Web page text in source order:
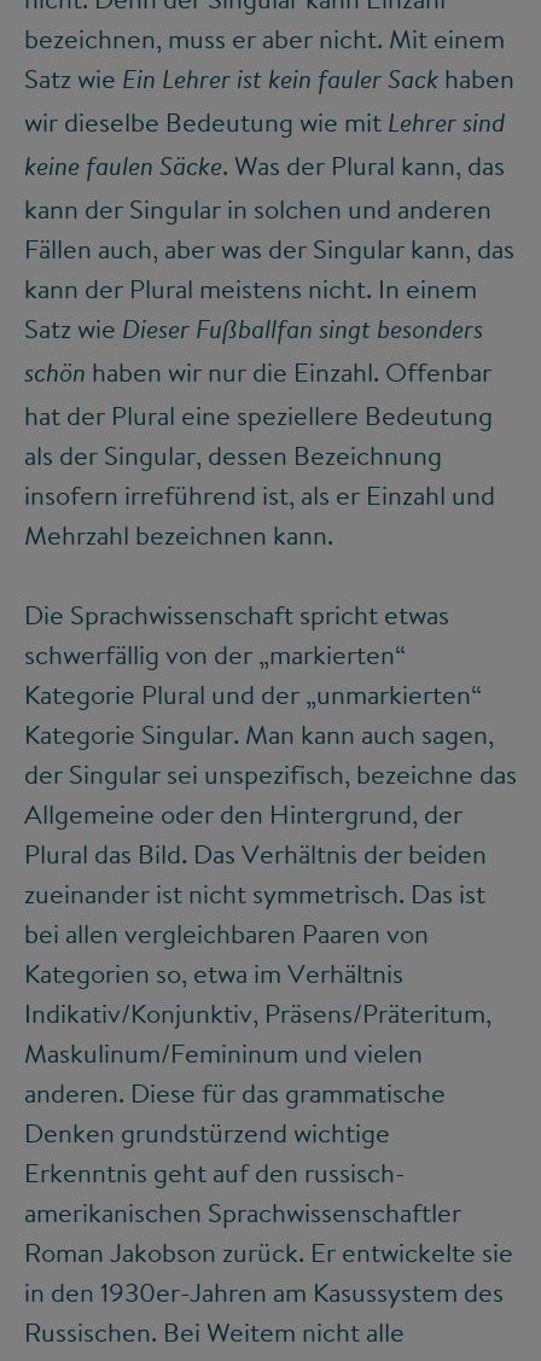
bezeichnen, muss er aber nicht. Mit einem
Satz wie Ein Lehrer ist kein fauler Sack haben
wir dieselbe Bedeutung wie mit Lehrer sind
keine faulen Säcke. Was der Plural kann, das
kann der Singular in solchen und anderen
Fällen auch, aber was der Singular kann, das
kann der Plural meistens nicht. In einem
Satz wie Dieser Fußballfan singt besonders
schön haben wir nur die Einzahl. Offenbar
hat der Plural eine speziellere Bedeutung
als der Singular, dessen Bezeichnung
insofern irreführend ist, als er Einzahl und
Mehrzahl bezeichnen kann.
Die Sprachwissenschaft spricht etwas
schwerfällig von der „markierten“
Kategorie Plural und der „unmarkierten“
Kategorie Singular. Man kann auch sagen,
der Singular sei unspezifisch, bezeichne das
Allgemeine oder den Hintergrund, der
Plural das Bild. Das Verhältnis der beiden
zueinander ist nicht symmetrisch. Das ist
bei allen vergleichbaren Paaren von
Kategorien so, etwa im Verhältnis
Indikativ/Konjunktiv, Präsens/Präteritum,
Maskulinum/Femininum und vielen
anderen. Diese für das grammatische
Denken grundstürzend wichtige
Erkenntnis geht auf den russisch-
amerikanischen Sprachwissenschaftler
Roman Jakobson zurück. Er entwickelte sie
in den 1930er-Jahren am Kasussystem des
Russischen. Bei Weitem nicht alle